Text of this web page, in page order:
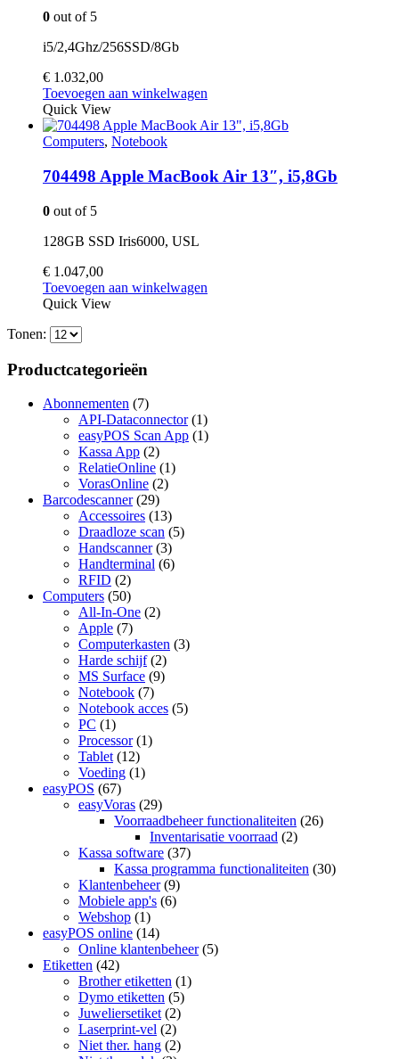
0 out of 5
i5/2,4Ghz/256SSD/8Gb
€ 1.032,00
Toevoegen aan winkelwagen
Quick View
Computers, Notebook
704498 Apple MacBook Air 13″, i5,8Gb
0 out of 5
128GB SSD Iris6000, USL
€ 1.047,00
Toevoegen aan winkelwagen
Quick View
Tonen:
Productcategorieën
Abonnementen (7)
API-Dataconnector (1)
easyPOS Scan App (1)
Kassa App (2)
RelatieOnline (1)
VorasOnline (2)
Barcodescanner (29)
Accessoires (13)
Draadloze scan (5)
Handscanner (3)
Handterminal (6)
RFID (2)
Computers (50)
All-In-One (2)
Apple (7)
Computerkasten (3)
Harde schijf (2)
MS Surface (9)
Notebook (7)
Notebook acces (5)
PC (1)
Processor (1)
Tablet (12)
Voeding (1)
easyPOS (67)
easyVoras (29)
Voorraadbeheer functionaliteiten (26)
Inventarisatie voorraad (2)
Kassa software (37)
Kassa programma functionaliteiten (30)
Klantenbeheer (9)
Mobiele app's (6)
Webshop (1)
easyPOS online (14)
Online klantenbeheer (5)
Etiketten (42)
Brother etiketten (1)
Dymo etiketten (5)
Juweliersetiket (2)
Laserprint-vel (2)
Niet ther. hang (2)